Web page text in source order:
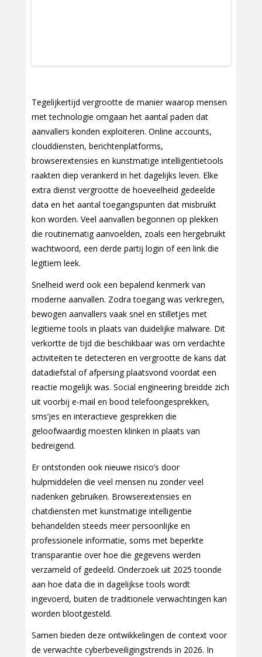
Tegelijkertijd vergrootte de manier waarop mensen
met technologie omgaan het aantal paden dat
aanvallers konden exploiteren. Online accounts,
clouddiensten, berichtenplatforms,
browserextensies en kunstmatige intelligentietools
raakten diep verankerd in het dagelijks leven. Elke
extra dienst vergrootte de hoeveelheid gedeelde
data en het aantal toegangspunten dat misbruikt
kon worden. Veel aanvallen begonnen op plekken
die routinematig aanvoelden, zoals een hergebruikt
wachtwoord, een derde partij login of een link die
legitiem leek.
Snelheid werd ook een bepalend kenmerk van
moderne aanvallen. Zodra toegang was verkregen,
bewogen aanvallers vaak snel en stilletjes met
legitieme tools in plaats van duidelijke malware. Dit
verkortte de tijd die beschikbaar was om verdachte
activiteiten te detecteren en vergrootte de kans dat
datadiefstal of afpersing plaatsvond voordat een
reactie mogelijk was. Social engineering breidde zich
uit voorbij e-mail en bood telefoongesprekken,
sms’jes en interactieve gesprekken die
geloofwaardig moesten klinken in plaats van
bedreigend.
Er ontstonden ook nieuwe risico’s door
hulpmiddelen die veel mensen nu zonder veel
nadenken gebruiken. Browserextensies en
chatdiensten met kunstmatige intelligentie
behandelden steeds meer persoonlijke en
professionele informatie, soms met beperkte
transparantie over hoe die gegevens werden
verzameld of gedeeld. Onderzoek uit 2025 toonde
aan hoe data die in dagelijkse tools wordt
ingevoerd, buiten de traditionele verwachtingen kan
worden blootgesteld.
Samen bieden deze ontwikkelingen de context voor
de verwachte cyberbeveiligingstrends in 2026. In